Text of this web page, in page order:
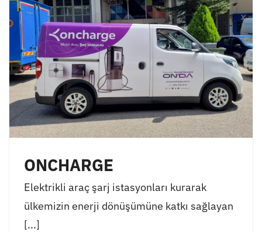
ONCHARGE
Elektrikli araç şarj istasyonları kurarak
ülkemizin enerji dönüşümüne katkı sağlayan
[...]